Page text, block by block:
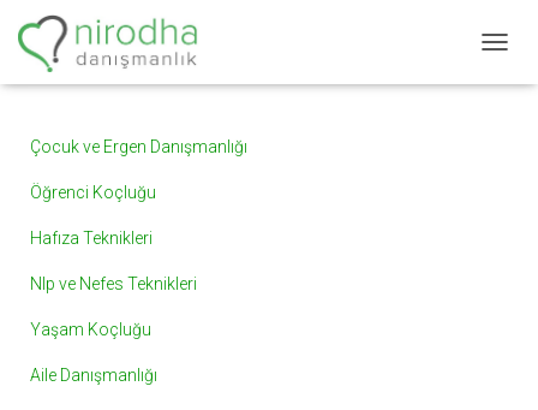
E
Çocuk ve Ergen Danışmanlığı
Öğrenci Koçluğu
Hafıza Teknikleri
Nlp ve Nefes Teknikleri
Yaşam Koçluğu
Aile Danışmanlığı